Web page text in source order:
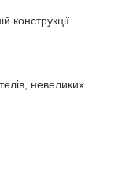
конструкції
невеликих